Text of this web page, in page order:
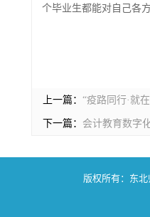
个毕业生都能对自己各
上一篇： “疫路同行·就
下一篇： 会计教育数字
版权所有：东